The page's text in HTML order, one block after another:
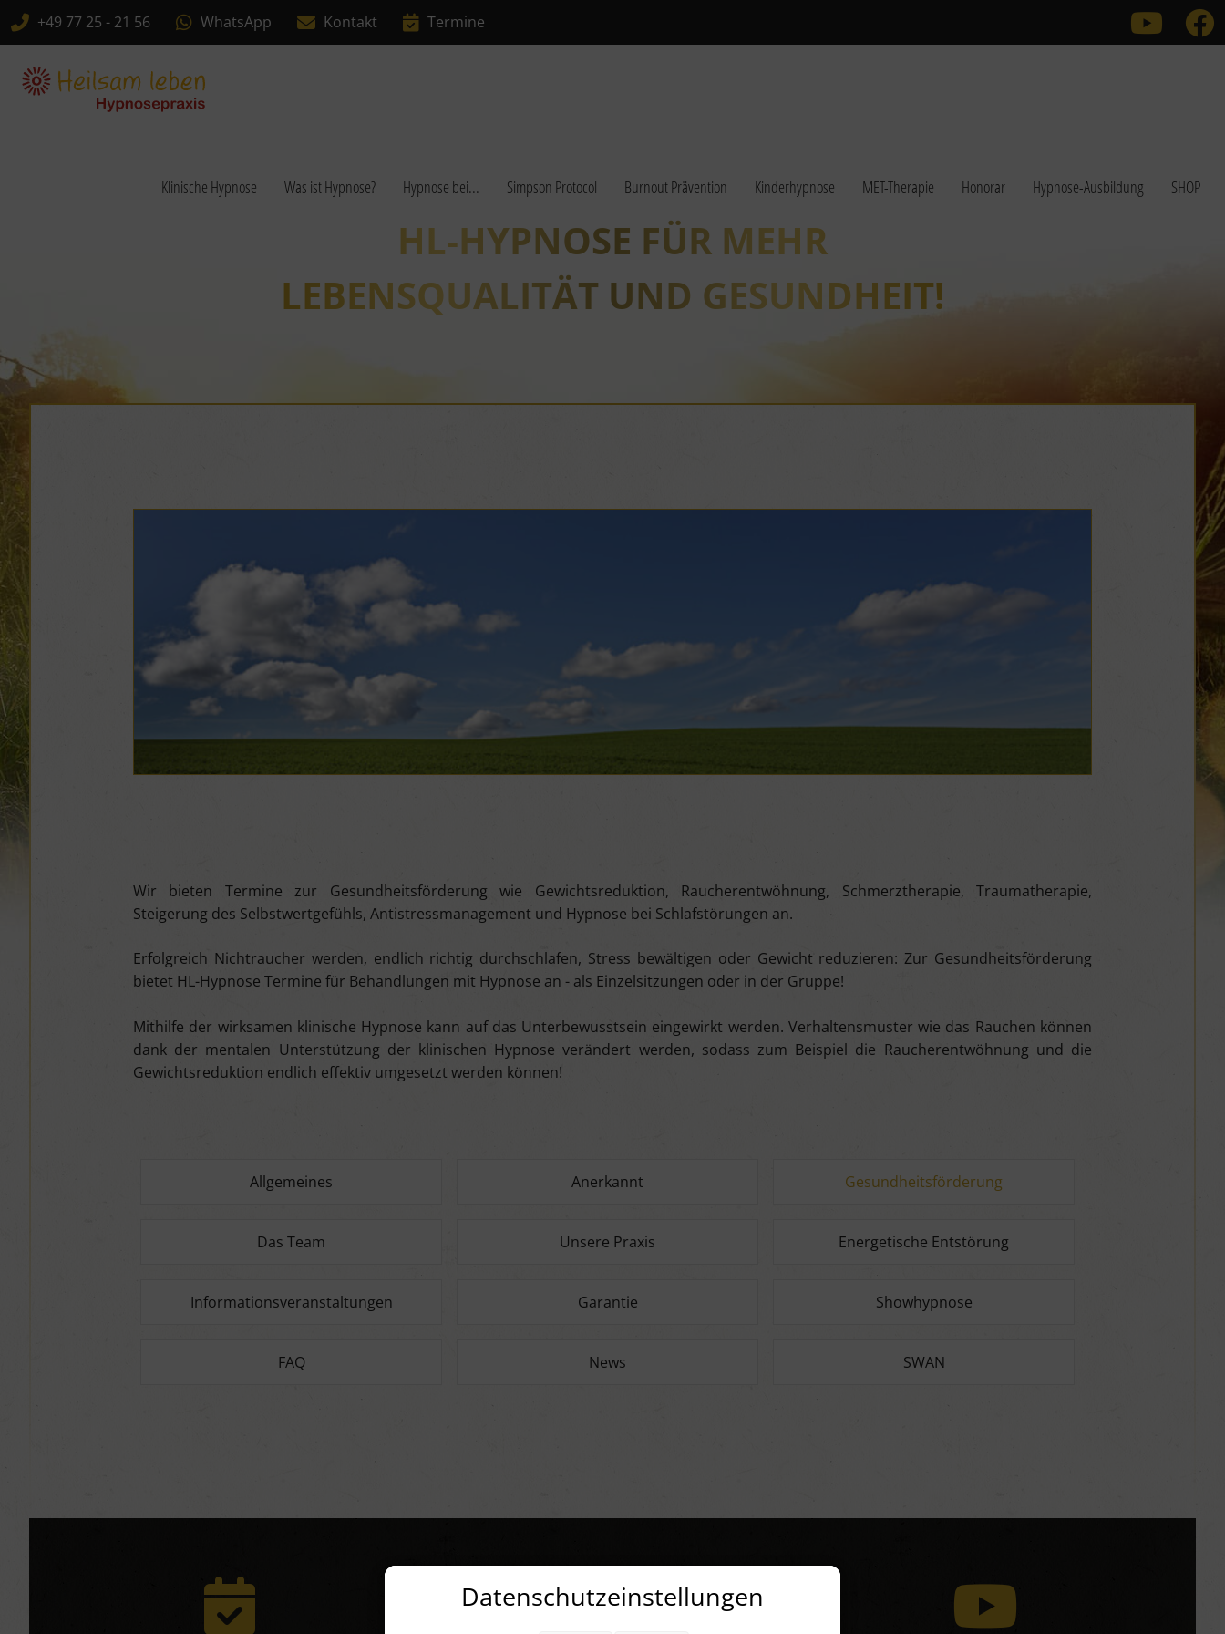
+49 77 25 - 21 56 WhatsApp Kontakt Termine Link
Klinische Hypnose Was ist Hypnose? Hypnose bei... Simpson Protocol Burnout Prävention Kinderhypnose MET-Therapie Honorar Hypnose-Ausbildung SHOP
HL-HYPNOSE FÜR MEHR
LEBENSQUALITÄT UND GESUNDHEIT!
Wir bieten Termine zur Gesundheitsförderung wie Gewichtsreduktion, Raucherentwöhnung, Schmerztherapie, Traumatherapie,
Steigerung des Selbstwertgefühls, Antistressmanagement und Hypnose bei Schlafstörungen an.
Erfolgreich Nichtraucher werden, endlich richtig durchschlafen, Stress bewältigen oder Gewicht reduzieren: Zur Gesundheitsförderung
bietet HL-Hypnose Termine für Behandlungen mit Hypnose an - als Einzelsitzungen oder in der Gruppe!
Mithilfe der wirksamen klinische Hypnose kann auf das Unterbewusstsein eingewirkt werden. Verhaltensmuster wie das Rauchen können
dank der mentalen Unterstützung der klinischen Hypnose verändert werden, sodass zum Beispiel die Raucherentwöhnung und die
Gewichtsreduktion endlich effektiv umgesetzt werden können!
Allgemeines Anerkannt Gesundheitsförderung
Das Team Unsere Praxis Energetische Entstörung
Informationsveranstaltungen Garantie Showhypnose
FAQ News SWAN
Datenschutzeinstellungen